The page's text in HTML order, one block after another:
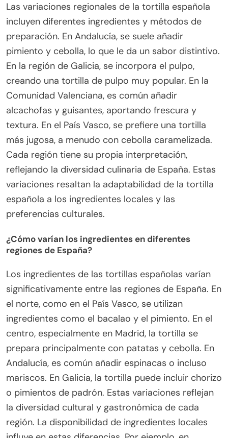
Las variaciones regionales de la tortilla española
incluyen diferentes ingredientes y métodos de
preparación. En Andalucía, se suele añadir
pimiento y cebolla, lo que le da un sabor distintivo.
En la región de Galicia, se incorpora el pulpo,
creando una tortilla de pulpo muy popular. En la
Comunidad Valenciana, es común añadir
alcachofas y guisantes, aportando frescura y
textura. En el País Vasco, se prefiere una tortilla
más jugosa, a menudo con cebolla caramelizada.
Cada región tiene su propia interpretación,
reflejando la diversidad culinaria de España. Estas
variaciones resaltan la adaptabilidad de la tortilla
española a los ingredientes locales y las
preferencias culturales.
¿Cómo varían los ingredientes en diferentes
regiones de España?
Los ingredientes de las tortillas españolas varían
significativamente entre las regiones de España. En
el norte, como en el País Vasco, se utilizan
ingredientes como el bacalao y el pimiento. En el
centro, especialmente en Madrid, la tortilla se
prepara principalmente con patatas y cebolla. En
Andalucía, es común añadir espinacas o incluso
mariscos. En Galicia, la tortilla puede incluir chorizo
o pimientos de padrón. Estas variaciones reflejan
la diversidad cultural y gastronómica de cada
región. La disponibilidad de ingredientes locales